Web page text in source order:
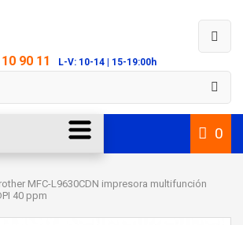
90 11 L-V: 10-14 | 15-19:00h
0
MFC-L9630CDN impresora multifunción
40 ppm